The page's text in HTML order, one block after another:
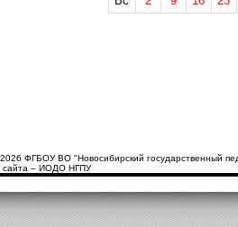
ФГБОУ ВО "Новосибирский государственный
сайта – ИОДО НГПУ